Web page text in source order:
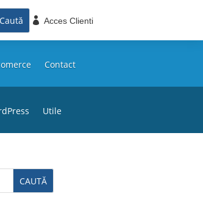
 Acces Clienti
Contact
Utile